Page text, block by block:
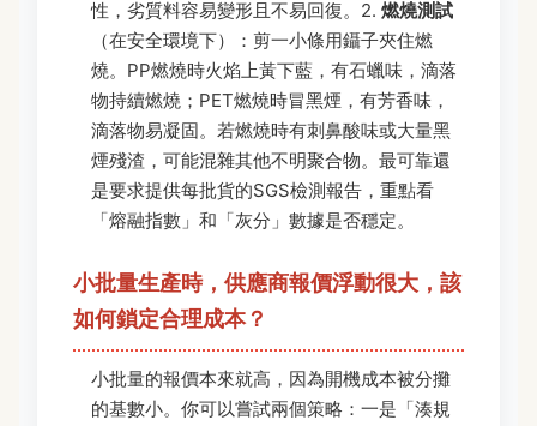
性，劣質料容易變形且不易回復。2. 燃燒測試
（在安全環境下）：剪一小條用鑷子夾住燃
燒。PP燃燒時火焰上黃下藍，有石蠟味，滴落
物持續燃燒；PET燃燒時冒黑煙，有芳香味，
滴落物易凝固。若燃燒時有刺鼻酸味或大量黑
煙殘渣，可能混雜其他不明聚合物。最可靠還
是要求提供每批貨的SGS檢測報告，重點看
「熔融指數」和「灰分」數據是否穩定。
小批量生產時，供應商報價浮動很大，該
如何鎖定合理成本？
小批量的報價本來就高，因為開機成本被分攤
的基數小。你可以嘗試兩個策略：一是「湊規